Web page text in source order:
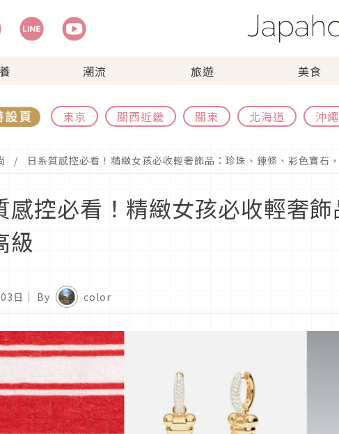
潮流 旅遊 美食
東京 關西近畿 關東 北海道 沖繩
日系質感控必看！精緻女孩必收輕奢飾品：珍珠、鍊條、彩色寶石
感控必看！精緻女孩必收輕奢
級
日 ｜ By color